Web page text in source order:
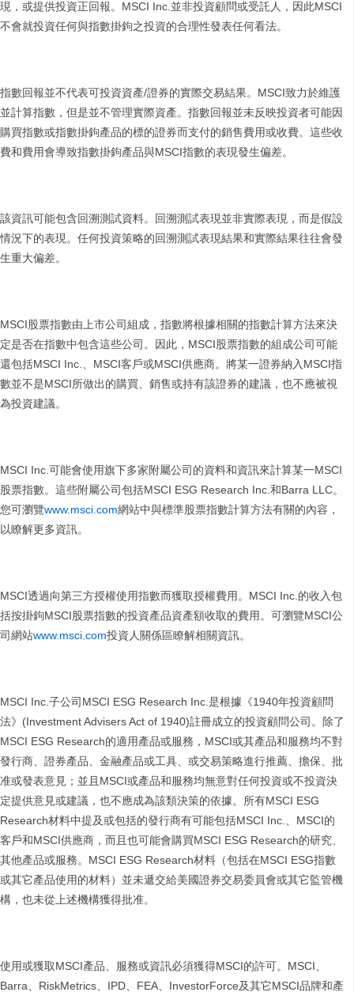
現，或提供投資正回報。MSCI Inc.並非投資顧問或受託人，因此MSCI
不會就投資任何與指數掛鉤之投資的合理性發表任何看法。
指數回報並不代表可投資資產/證券的實際交易結果。MSCI致力於維護
並計算指數，但是並不管理實際資產。指數回報並未反映投資者可能因
購買指數或指數掛鉤產品的標的證券而支付的銷售費用或收費。這些收
費和費用會導致指數掛鉤產品與MSCI指數的表現發生偏差。
該資訊可能包含回溯測試資料。回溯測試表現並非實際表現，而是假設
情況下的表現。任何投資策略的回溯測試表現結果和實際結果往往會發
生重大偏差。
MSCI股票指數由上市公司組成，指數將根據相關的指數計算方法來決
定是否在指數中包含這些公司。因此，MSCI股票指數的組成公司可能
還包括MSCI Inc.、MSCI客戶或MSCI供應商。將某一證券納入MSCI指
數並不是MSCI所做出的購買、銷售或持有該證券的建議，也不應被視
為投資建議。
MSCI Inc.可能會使用旗下多家附屬公司的資料和資訊來計算某一MSCI
股票指數。這些附屬公司包括MSCI ESG Research Inc.和Barra LLC。
您可瀏覽www.msci.com網站中與標準股票指數計算方法有關的內容，
以瞭解更多資訊。
MSCI透過向第三方授權使用指數而獲取授權費用。MSCI Inc.的收入包
括按掛鉤MSCI股票指數的投資產品資產額收取的費用。可瀏覽MSCI公
司網站www.msci.com投資人關係區瞭解相關資訊。
MSCI Inc.子公司MSCI ESG Research Inc.是根據《1940年投資顧問
法》(Investment Advisers Act of 1940)註冊成立的投資顧問公司。除了
MSCI ESG Research的適用產品或服務，MSCI或其產品和服務均不對
發行商、證券產品、金融產品或工具、或交易策略進行推薦、擔保、批
准或發表意見；並且MSCI或產品和服務均無意對任何投資或不投資決
定提供意見或建議，也不應成為該類決策的依據。所有MSCI ESG
Research材料中提及或包括的發行商有可能包括MSCI Inc.、MSCI的
客戶和MSCI供應商，而且也可能會購買MSCI ESG Research的研究、
其他產品或服務。MSCI ESG Research材料（包括在MSCI ESG指數
或其它產品使用的材料）並未遞交給美國證券交易委員會或其它監管機
構，也未從上述機構獲得批准。
使用或獲取MSCI產品、服務或資訊必須獲得MSCI的許可。MSCI、
Barra、RiskMetrics、IPD、FEA、InvestorForce及其它MSCI品牌和產